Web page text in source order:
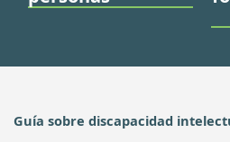
Guía sobre discapacidad